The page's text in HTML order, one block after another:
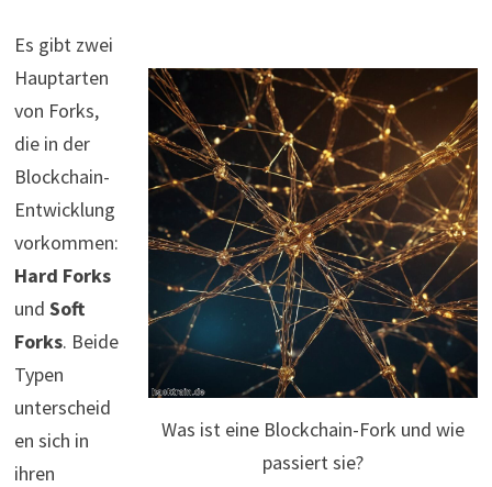
Was ist eine Blockchain-Fork und wie
passiert sie?
Es gibt zwei
Hauptarten
von Forks,
die in der
Blockchain-
Entwicklung
vorkommen:
Hard Forks
und Soft
Forks. Beide
Typen
unterscheid
en sich in
ihren